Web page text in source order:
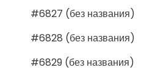
#6827 (без названия)
#6828 (без названия)
#6829 (без названия)